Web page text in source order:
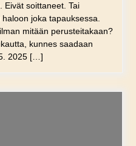
Eivät soittaneet. Tai
joka tapauksessa.
mitään perusteitakaan?
kunnes saadaan
2025 […]